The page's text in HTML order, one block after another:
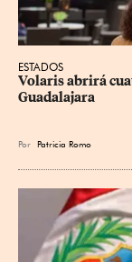
ESTADOS
Volaris abrirá
Guadalajara
Por Patricia Romo